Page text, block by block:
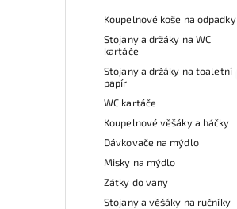
Koupelnové koše na odpadky
Stojany a držáky na WC
kartáče
Stojany a držáky na toaletní
papír
WC kartáče
Koupelnové věšáky a háčky
Dávkovače na mýdlo
Misky na mýdlo
Zátky do vany
Stojany a věšáky na ručníky